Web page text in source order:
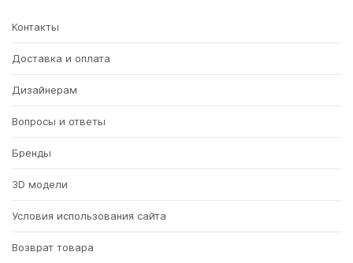
Контакты
Доставка и оплата
Дизайнерам
Вопросы и ответы
Бренды
3D модели
Условия использования сайта
Возврат товара